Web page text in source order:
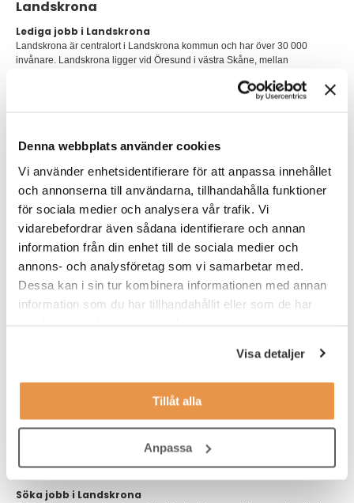
Denna webbplats använder cookies
Vi använder enhetsidentifierare för att anpassa innehållet
och annonserna till användarna, tillhandahålla funktioner
för sociala medier och analysera vår trafik. Vi
vidarebefordrar även sådana identifierare och annan
information från din enhet till de sociala medier och
annons- och analysföretag som vi samarbetar med.
Dessa kan i sin tur kombinera informationen med annan
information som du har tillhandahållit eller som de har
Visa detaljer
Tillåt alla
Anpassa
Landskrona
Lediga jobb i Landskrona
Landskrona är centralort i Landskrona kommun och har över 30 000
invånare. Landskrona ligger vid Öresund i västra Skåne, mellan
De senaste åren har allt fler företag valt att etablera sig där, mycket
beroende på det attraktiva läget mitt i den expansiva regionen Greater
I Landskrona finns närhet till ett flertal storstäder, flygplats, universitet och
är bäst i Sverige vilket gynnar näringslivet, inte minst.
Företagsklimatet har de senaste åren förbättrats avsevärt som resultatet av
ett mycket målmedvetet arbete och hög prioritet av landskrona stad.
Tillverkningsindustrin är fortfarande mycket stark med ungefär en femtedel
av näringslivet och innovationsförmågan är hög. Traditionen är lång inom
varvsindustri och högteknologisk industri och de senaste åren har
Det goda geografiska läget gör att företag inom logistikbranschen i allt
nära 500 anställda, vilket är just ett logistik- och transportföretag.
Landskronas största offentliga arbetsgivare är Landskrona Kommun med
Landskrona har gjort ett strategiskt val att inte skapa ett externt köpcentrum.
Satsningen på stadskärnan och kombinationen av butiker, restauranger
även inom handeln. Detta innebär att de lediga jobb som finns inom
handeln ofta är belägna i Landskronas mysiga stadskärna.
Söka jobb i Landskrona